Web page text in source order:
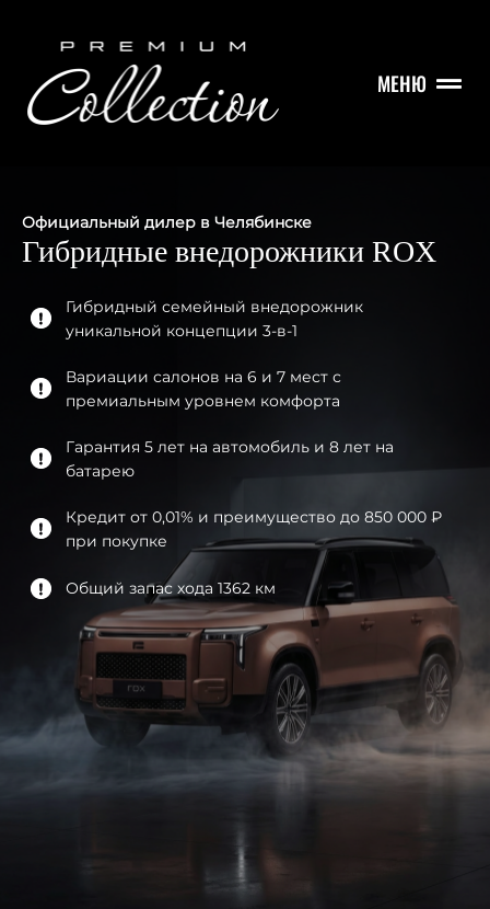
МЕНЮ
Официальный дилер в Челябинске
Гибридные внедорожники ROX
Гибридный семейный внедорожник
уникальной концепции 3-в-1
Вариации салонов на 6 и 7 мест с
премиальным уровнем комфорта
Гарантия 5 лет на автомобиль и 8 лет на
батарею
Кредит от 0,01% и преимущество до 850 000 ₽
при покупке
Общий запас хода 1362 км